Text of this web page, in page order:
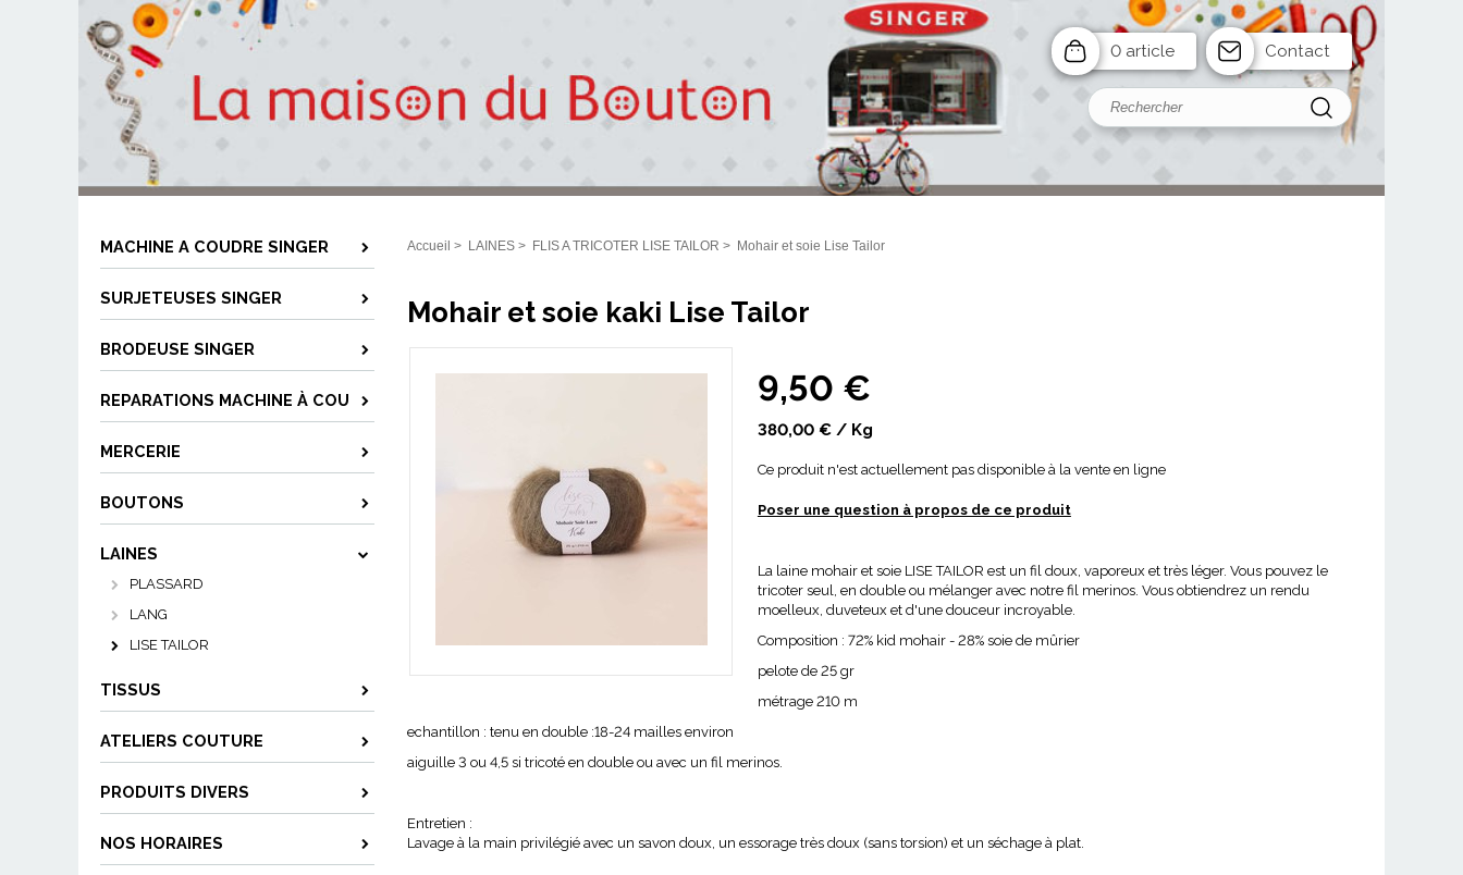
0 article Contact
MACHINE A COUDRE SINGER
SURJETEUSES SINGER
BRODEUSE SINGER
REPARATIONS MACHINE À COU
MERCERIE
BOUTONS
LAINES
PLASSARD
LANG
LISE TAILOR
TISSUS
ATELIERS COUTURE
PRODUITS DIVERS
NOS HORAIRES
Accueil > LAINES > FLIS A TRICOTER LISE TAILOR > Mohair et soie Lise Tailor
Mohair et soie kaki Lise Tailor
9,50 €
380,00 € / Kg
Ce produit n'est actuellement pas disponible à la vente en ligne
Poser une question à propos de ce produit
La laine mohair et soie LISE TAILOR est un fil doux, vaporeux et très léger. Vous pouvez le
tricoter seul, en double ou mélanger avec notre fil merinos. Vous obtiendrez un rendu
moelleux, duveteux et d'une douceur incroyable.
Composition : 72% kid mohair - 28% soie de mûrier
pelote de 25 gr
métrage 210 m
echantillon : tenu en double :18-24 mailles environ
aiguille 3 ou 4,5 si tricoté en double ou avec un fil merinos.
Entretien :
Lavage à la main privilégié avec un savon doux, un essorage très doux (sans torsion) et un séchage à plat.